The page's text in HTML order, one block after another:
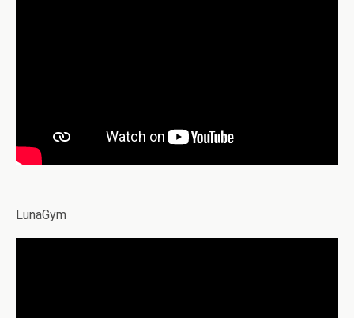
LunaGym